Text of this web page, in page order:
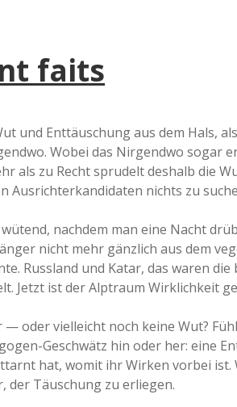
faits
und Enttäuschung aus dem Hals,
Wobei das Nirgendwo sogar
als zu Recht sprudelt deshalb die
Ausrichterkandidaten nichts zu
nachdem man eine Nacht
nicht mehr gänzlich aus dem
Russland und Katar, das waren
Jetzt ist der Alptraum Wirklichkeit
oder vielleicht noch keine Wut?
Geschwätz hin oder her: eine
hat, womit ihr Wirken vorbei
der Täuschung zu erliegen.